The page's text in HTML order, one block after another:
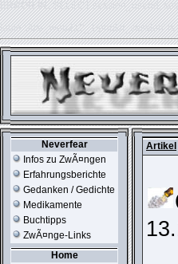
ERROR IN:SELECT session_userid,
table './usr_web212_1/phpkit_session'
Neverfear
Infos zu ZwÃ¤ngen
Erfahrungsberichte
Gedanken / Gedichte
Medikamente
Buchtipps
ZwÃ¤nge-Links
Home
Artikel